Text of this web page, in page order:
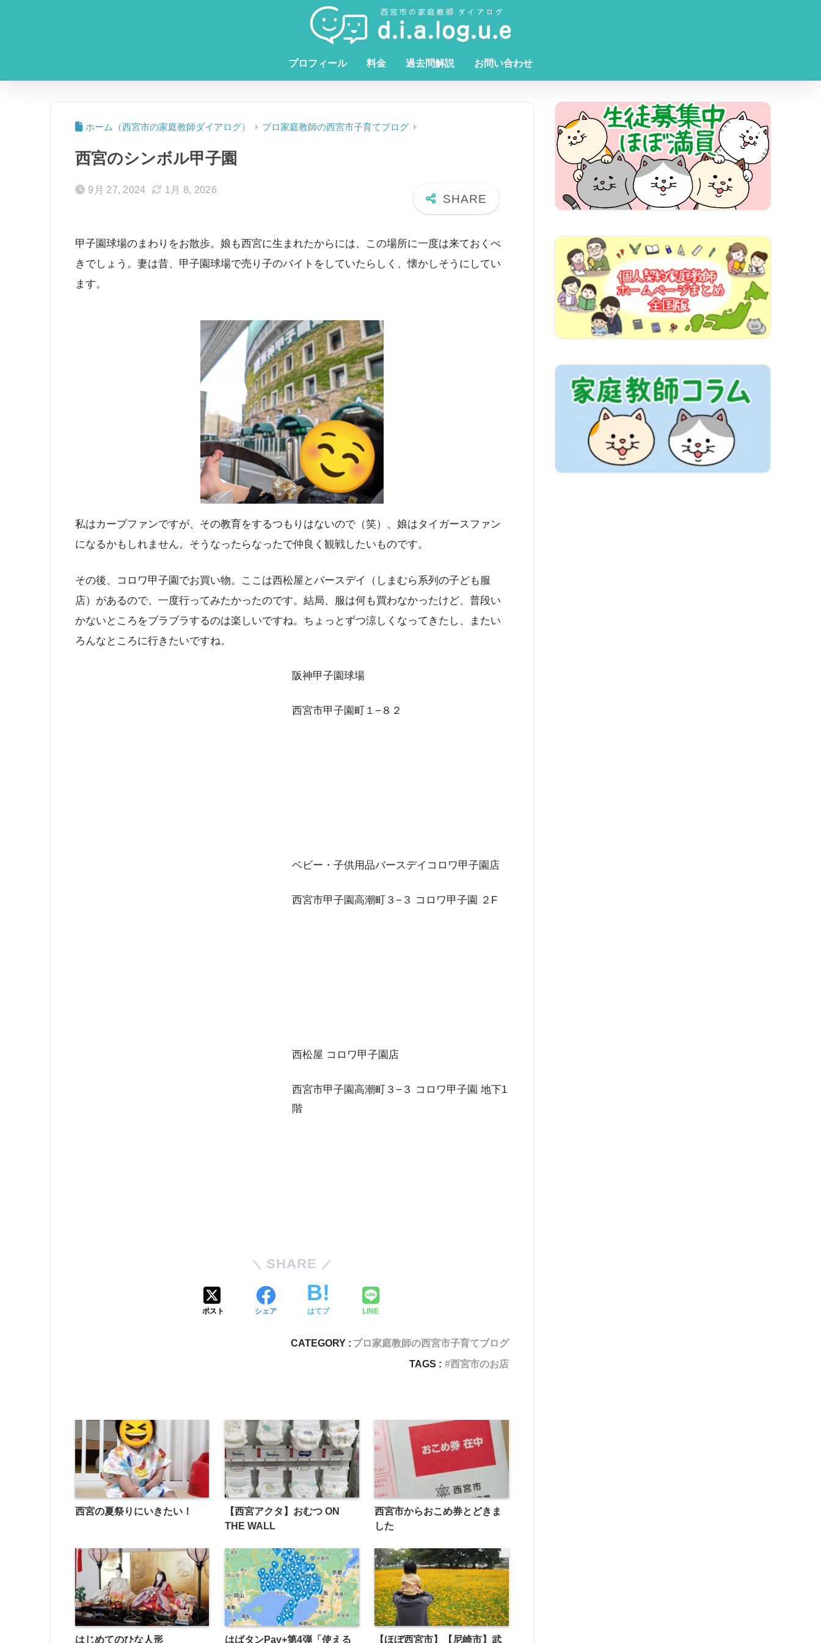
プロフィール 料金 過去問解説 お問い合わせ
ホーム プロ家庭教師の西宮市子育てブログ
西宮のシンボル甲子園
9月 27, 2024 1月 8, 2026
甲子園球場のまわりをお散歩。娘も西宮に生まれたからには、この場所に一度は来ておくべ
きでしょう。妻は昔、甲子園球場で売り子のバイトをしていたらしく、懐かしそうにしてい
ます。
私はカープファンですが、その教育をするつもりはないので（笑）、娘はタイガースファン
になるかもしれません。そうなったらなったで仲良く観戦したいものです。
その後、コロワ甲子園でお買い物。ここは西松屋とバースデイ（しまむら系列の子ども服
店）があるので、一度行ってみたかったのです。結局、服は何も買わなかったけど、普段い
かないところをブラブラするのは楽しいですね。ちょっとずつ涼しくなってきたし、またい
ろんなところに行きたいですね。
阪神甲子園球場
西宮市甲子園町１−８２
ベビー・子供用品バースデイコロワ甲子園店
西宮市甲子園高潮町３−３ コロワ甲子園 ２F
西松屋 コロワ甲子園店
西宮市甲子園高潮町３−３ コロワ甲子園 地下1
階
SHARE
ポスト シェア はてブ LINE
CATEGORY : プロ家庭教師の西宮市子育てブログ
TAGS :
西宮市のお店
西宮の夏祭りにいきたい！
【西宮アクタ】おむつ ON
THE WALL
西宮市からおこめ券とどきま
した
はじめてのひな人形 はばタンPay+第4弾「使える 【ほぼ西宮市】【尼崎市】武